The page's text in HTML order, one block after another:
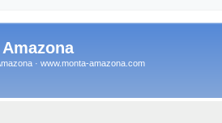
· www.monta-amazona.com